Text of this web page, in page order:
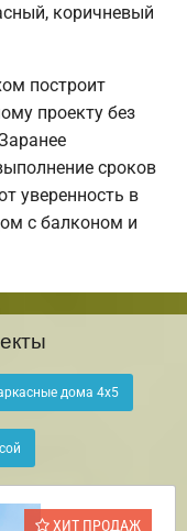
коричневый
построит
проекту без
сроков
уверенность в
с балконом и
дома 4х5
ХИТ ПРОДАЖ